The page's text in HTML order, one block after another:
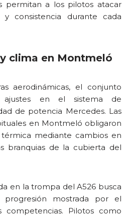
permitan a los pilotos atacar
consistencia durante cada
clima en Montmeló
aerodinámicas, el conjunto
ajustes en el sistema de
de potencia Mercedes. Las
en Montmeló obligaron
mediante cambios en
branquias de la cubierta del
en la trompa del A526 busca
mostrada por el
Pilotos como